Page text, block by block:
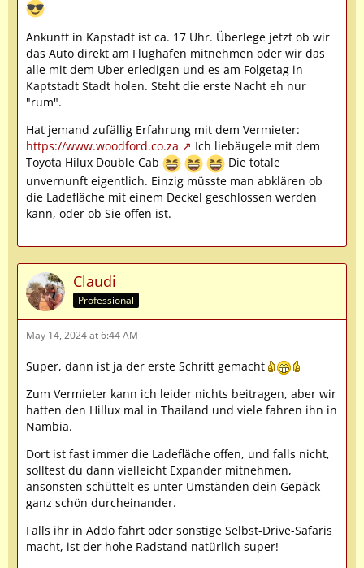
Ankunft in Kapstadt ist ca. 17 Uhr. Überlege jetzt ob wir
das Auto direkt am Flughafen mitnehmen oder wir das
alle mit dem Uber erledigen und es am Folgetag in
Kaptstadt Stadt holen. Steht die erste Nacht eh nur
"rum".
Hat jemand zufällig Erfahrung mit dem Vermieter:
https://www.woodford.co.za
Ich liebäugele mit dem
Toyota Hilux Double Cab
Die totale
unvernunft eigentlich. Einzig müsste man abklären ob
die Ladefläche mit einem Deckel geschlossen werden
kann, oder ob Sie offen ist.
Claudi
Professional
May 14, 2024 at 6:44 AM
Super, dann ist ja der erste Schritt gemacht
Zum Vermieter kann ich leider nichts beitragen, aber wir
hatten den Hillux mal in Thailand und viele fahren ihn in
Nambia.
Dort ist fast immer die Ladefläche offen, und falls nicht,
solltest du dann vielleicht Expander mitnehmen,
ansonsten schüttelt es unter Umständen dein Gepäck
ganz schön durcheinander.
Falls ihr in Addo fahrt oder sonstige Selbst-Drive-Safaris
macht, ist der hohe Radstand natürlich super!